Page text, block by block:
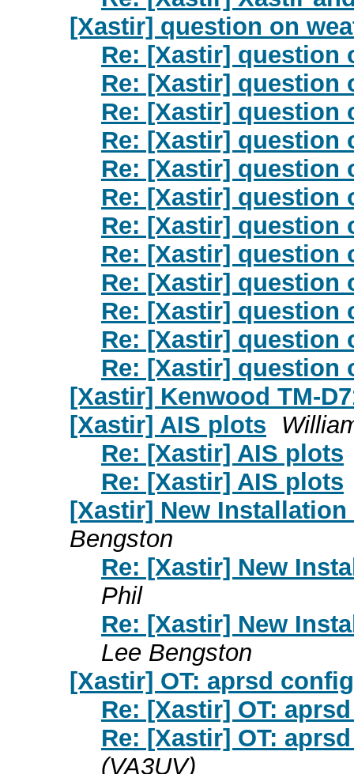
[Xastir] question on
Re: [Xastir] question
Re: [Xastir] question
Re: [Xastir] question
Re: [Xastir] question
Re: [Xastir] question
Re: [Xastir] question
Re: [Xastir] question
Re: [Xastir] question
Re: [Xastir] question
Re: [Xastir] question
Re: [Xastir] question
Re: [Xastir] question
[Xastir] Kenwood TM-
[Xastir] AIS plots
Re: [Xastir] AIS plots
Re: [Xastir] AIS plots
[Xastir] New
Bengston
Re: [Xastir] New
Phil
Re: [Xastir] New
Lee Bengston
[Xastir] OT: aprsd
Re: [Xastir] OT:
Re: [Xastir] OT:
(VA3UV)